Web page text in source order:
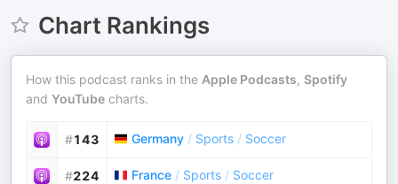
Chart Rankings
How this podcast ranks in the Apple Podcasts, Spotify
and YouTube charts.
#143 Germany / Sports / Soccer
#224 France / Sports / Soccer